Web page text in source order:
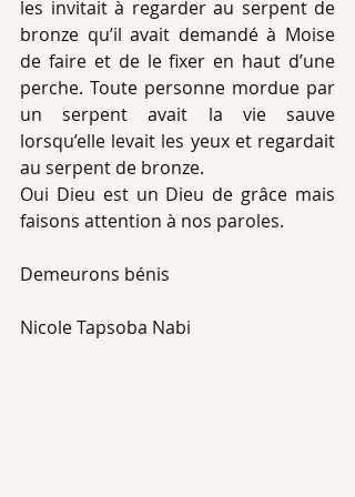
les invitait à regarder au serpent de
bronze qu’il avait demandé à Moise
de faire et de le fixer en haut d’une
perche. Toute personne mordue par
un serpent avait la vie sauve
lorsqu’elle levait les yeux et regardait
au serpent de bronze.
Oui Dieu est un Dieu de grâce mais
faisons attention à nos paroles.
Demeurons bénis
Nicole Tapsoba Nabi